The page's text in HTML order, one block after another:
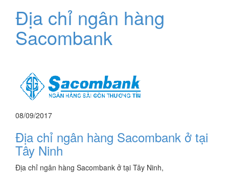
Địa chỉ ngân hàng
Sacombank
08/09/2017
Địa chỉ ngân hàng Sacombank ở tại
Tây Ninh
Địa chỉ ngân hàng Sacombank ở tại Tây Ninh,